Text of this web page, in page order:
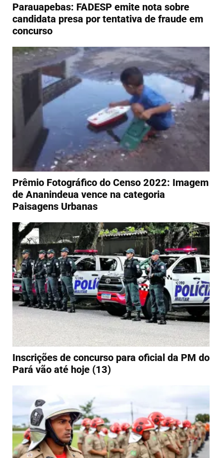
Parauapebas: FADESP emite nota sobre
candidata presa por tentativa de fraude em
concurso
Prêmio Fotográfico do Censo 2022: Imagem
de Ananindeua vence na categoria
Paisagens Urbanas
Inscrições de concurso para oficial da PM do
Pará vão até hoje (13)